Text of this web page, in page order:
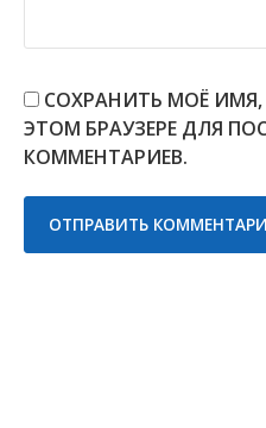
СОХРАНИТЬ МОЁ ИМЯ,
ЭТОМ БРАУЗЕРЕ ДЛЯ
КОММЕНТАРИЕВ.